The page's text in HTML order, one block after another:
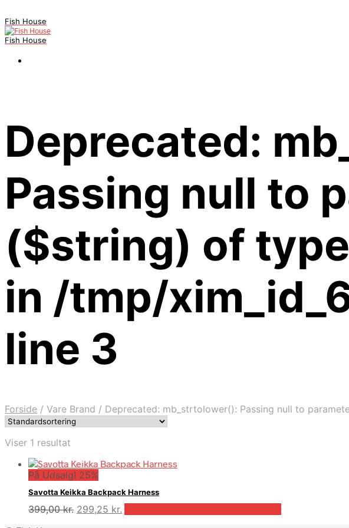
Fish House
Fish House
Deprecated:
Passing null to
($string) of
in /tmp/
line 3
Forside / Vare Brand / Deprecated: mb_strtolower(): Passing null to
Viser 1 resultat
På Udsalg! 25%
Savotta Keikka Backpack Harness
399,00kr. Den
299,25 kr.